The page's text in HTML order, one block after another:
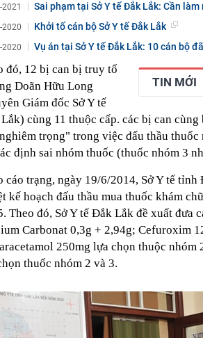
11:23
Giá vàng tăng mạnh, quỹ
11:20
5 loại thông tin, giấy tờ người
11:17
Giá vàng nhẫn tăng cao hơn
11:12
Khu nghỉ dưỡng "kỳ lạ" tựa
Đường đi bằng tre, nội thất
vùng đất cổ xưa
Cơ quan Thuế thông báo:
nằm trong danh sách sau đây
11:09
Thiết kế nhà tối ưu công năng
Mưa lớn vượt công suất thiết
Sai phạm tại Sở Y tế Đắk Lắk: Cần
2020 Khởi tố cán bộ Sở Y tế Đắk Lắk
2020 Vụ án tại Sở Y tế Đắk Lắk: 10 cán bộ
TIN MỚI
đó, 12 bị can bị truy tố
Doãn Hữu Long
Giám đốc Sở Y tế
cùng 11 thuộc cấp. các bị can
trọng" trong việc đấu thầu
định sai nhóm thuốc (thuốc nhóm 3
cáo trạng, ngày 19/6/2014, Sở Y tế
kế hoạch đấu thầu mua thuốc khám
Theo đó, Sở Y tế Đắk Lắk đề xuất đưa
Carbonat 0,3g + 2,94g; Cefuroxim
250mg lựa chọn thuộc
thuốc nhóm 2 và 3.